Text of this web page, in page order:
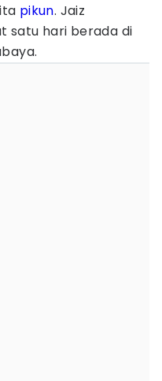
pikun. Jaiz
satu hari berada di